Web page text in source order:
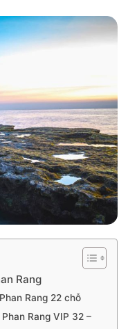
Rang
Rang 22 chỗ
Rang VIP 32 –